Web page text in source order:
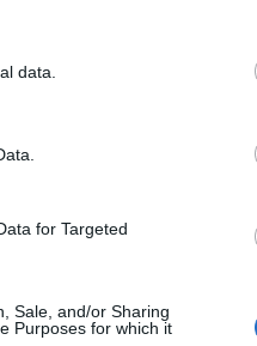
data.
for Targeted
Sale, and/or Sharing
Purposes for which it
αρκετά
της
που